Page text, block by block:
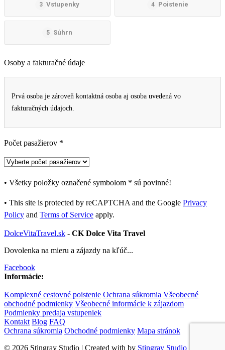
3 Vstupenky 4 Poistenie
5 Súhrn
Osoby a fakturačné údaje
Prvá osoba je zároveň kontaktná osoba aj osoba uvedená vo
fakturačných údajoch.
Počet pasažierov *
• Všetky položky označené symbolom * sú povinné!
• This site is protected by reCAPTCHA and the Google Privacy
Policy and Terms of Service apply.
DolceVitaTravel.sk - CK Dolce Vita Travel
Dovolenka na mieru a zájazdy na kľúč...
Facebook
Informácie:
Komplexné cestovné poistenie Ochrana súkromia Všeobecné
obchodné podmienky Všeobecné informácie k zájazdom
Podmienky predaja vstupeniek
Kontakt Blog FAQ
Ochrana súkromia Obchodné podmienky Mapa stránok
© 2026 Stingray Studio | Created with by Stingray Studio